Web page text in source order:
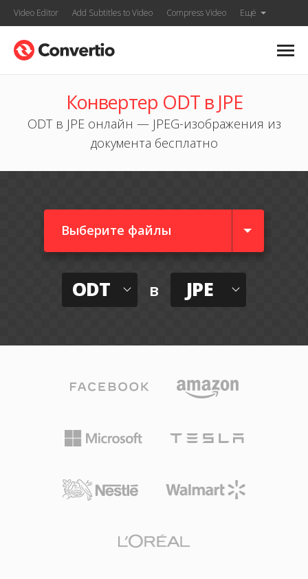
Video Editor Add Subtitles to Video Compress Video Ещё
Конвертер ODT в JPE
ODT в JPE онлайн — JPEG-изображения из
документа бесплатно
Выберите файлы
ODT в JPE